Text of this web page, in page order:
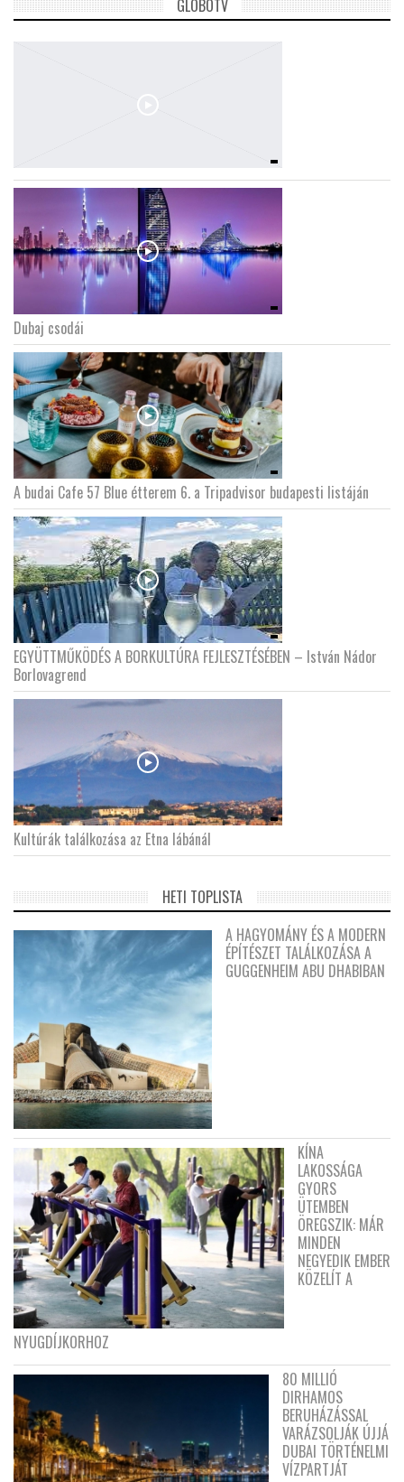
GLOBOTV
Dubaj csodái
A budai Cafe 57 Blue étterem 6. a Tripadvisor budapesti listáján
EGYÜTTMŰKÖDÉS A BORKULTÚRA FEJLESZTÉSÉBEN – István Nádor
Borlovagrend
Kultúrák találkozása az Etna lábánál
HETI TOPLISTA
A HAGYOMÁNY ÉS A MODERN
ÉPÍTÉSZET TALÁLKOZÁSA A
GUGGENHEIM ABU DHABIBAN
KÍNA
LAKOSSÁGA
GYORS
ÜTEMBEN
ÖREGSZIK: MÁR
MINDEN
NEGYEDIK EMBER
KÖZELÍT A
NYUGDÍJKORHOZ
80 MILLIÓ
DIRHAMOS
BERUHÁZÁSSAL
VARÁZSOLJÁK ÚJJÁ
DUBAI TÖRTÉNELMI
VÍZPARTJÁT